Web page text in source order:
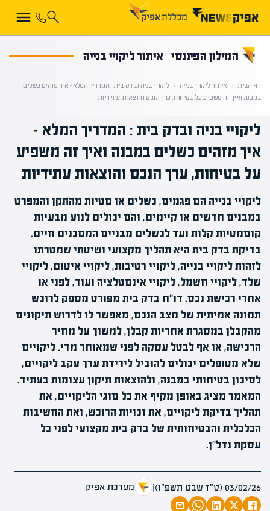
המילון הפיננסי איתור ליקויי בנייה
דף הבית ‹ איתור ליקויי בנייה ‹ ליקויי בניה ובדק בית : המדריך המלא – איך מזהים כשלים
במבנה ואיך זה משפיע על בטיחות, ערך הנכס והוצאות עתידיות
ליקויי בניה ובדק בית : המדריך המלא –
איך מזהים כשלים במבנה ואיך זה משפיע
על בטיחות, ערך הנכס והוצאות עתידיות
ליקויי בנייה הם פגמים, כשלים או סטיות מהתקן והמפרט
במבנים חדשים או קיימים, והם יכולים לנוע מבעיות
קוסמטיות קלות ועד לכשלים מבניים המסכנים חיים.
בדיקת בדק בית היא תהליך מקצועי ושיטתי שמטרתו
לזהות ליקויי בנייה, ליקויי רטיבות, ליקויי איטום, ליקויי
שלד, ליקויי חשמל, ליקויי אינסטלציה ועוד, לפני או
אחרי רכישת נכס. דו"ח בדק בית מפורט מספק לרוכש
תמונה אמיתית של מצב הנכס, מאפשר לו לדרוש תיקונים
מהקבלן במסגרת אחריות קבלן, למשוך על מחיר
הרכישה, או אף לבטל עסקה לפני שמאוחר מדי. ליקויים
שלא מטופלים יכולים להוביל לירידת ערך עקב ליקויים,
לסיכון בטיחותי במבנה, ולהוצאות תיקון עצומות בעתיד.
המאמר מציג באופן מקיף את כל סוגי הליקויים, את
תהליך בדיקת ליקויים, את זכויות הרוכש, ואת החשיבות
הכלכלית והבטיחותית של בדק בית מקצועי לפני כל
עסקת נדל"ן.
03/02/26 (ט״ז שבט תשפ״ו) | מערכת אפיק